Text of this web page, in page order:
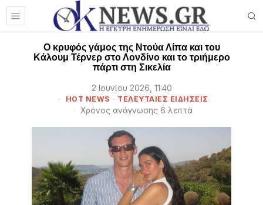
Ο κρυφός γάμος της Ντούα Λίπα και του
Κάλουμ Τέρνερ στο Λονδίνο και το τριήμερο
πάρτι στη Σικελία
2 Ιουνίου 2026, 11:40
HOT NEWS · ΤΕΛΕΥΤΑΙΕΣ ΕΙΔΗΣΕΙΣ
Χρόνος ανάγνωσης 6 λεπτά